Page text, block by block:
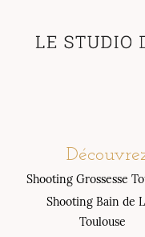
Shooting Grossesse
Shooting Bain de
Toulouse